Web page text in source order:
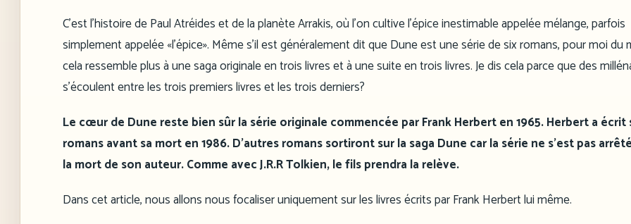
C’est l’histoire de Paul Atréides et de la planète Arrakis, où l’on cultive l’épice inestimable appelée mélange, parfois
simplement appelée «l’épice». Même s’il est généralement dit que Dune est une série de six romans, pour moi du
cela ressemble plus à une saga originale en trois livres et à une suite en trois livres. Je dis cela parce que des
s’écoulent entre les trois premiers livres et les trois derniers?
Le cœur de Dune reste bien sûr la série originale commencée par Frank Herbert en 1965. Herbert a écrit
romans avant sa mort en 1986. D’autres romans sortiront sur la saga Dune car la série ne s’est pas
la mort de son auteur. Comme avec J.R.R Tolkien, le fils prendra la relève.
Dans cet article, nous allons nous focaliser uniquement sur les livres écrits par Frank Herbert lui même.